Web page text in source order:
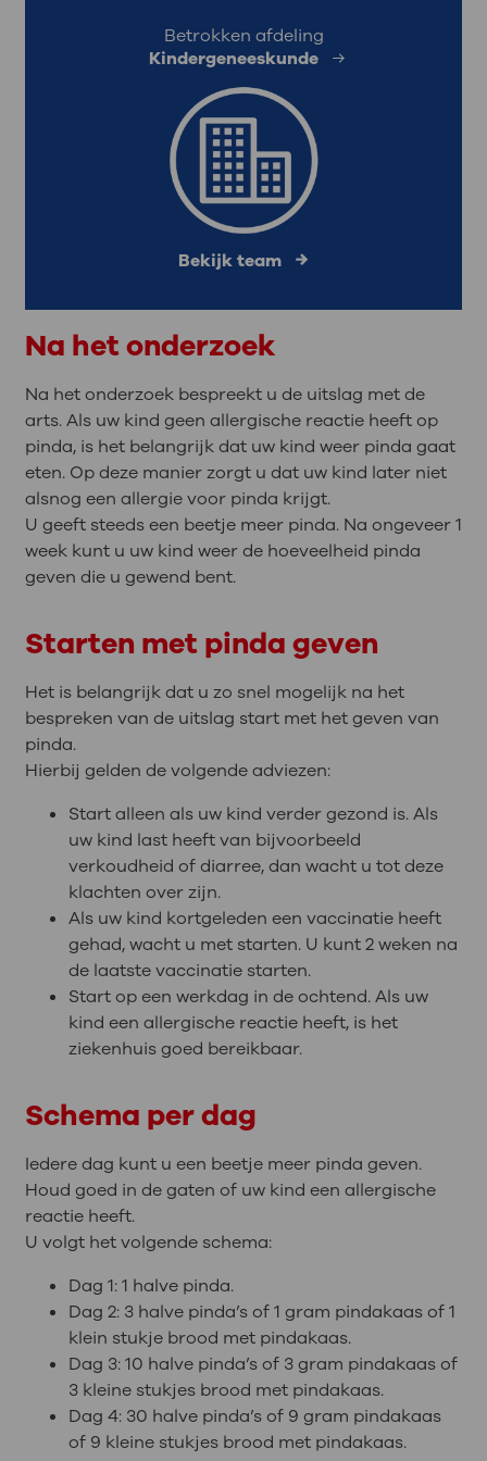
Betrokken afdeling
Kindergeneeskunde
Bekijk team
Na het onderzoek
Na het onderzoek bespreekt u de uitslag met de
arts. Als uw kind geen allergische reactie heeft op
pinda, is het belangrijk dat uw kind weer pinda gaat
eten. Op deze manier zorgt u dat uw kind later niet
alsnog een allergie voor pinda krijgt.
U geeft steeds een beetje meer pinda. Na ongeveer 1
week kunt u uw kind weer de hoeveelheid pinda
geven die u gewend bent.
Starten met pinda geven
Het is belangrijk dat u zo snel mogelijk na het
bespreken van de uitslag start met het geven van
pinda.
Hierbij gelden de volgende adviezen:
Start alleen als uw kind verder gezond is. Als
uw kind last heeft van bijvoorbeeld
verkoudheid of diarree, dan wacht u tot deze
klachten over zijn.
Als uw kind kortgeleden een vaccinatie heeft
gehad, wacht u met starten. U kunt 2 weken na
de laatste vaccinatie starten.
Start op een werkdag in de ochtend. Als uw
kind een allergische reactie heeft, is het
ziekenhuis goed bereikbaar.
Schema per dag
Iedere dag kunt u een beetje meer pinda geven.
Houd goed in de gaten of uw kind een allergische
reactie heeft.
U volgt het volgende schema:
Dag 1: 1 halve pinda.
Dag 2: 3 halve pinda’s of 1 gram pindakaas of 1
klein stukje brood met pindakaas.
Dag 3: 10 halve pinda’s of 3 gram pindakaas of
3 kleine stukjes brood met pindakaas.
Dag 4: 30 halve pinda’s of 9 gram pindakaas
of 9 kleine stukjes brood met pindakaas.